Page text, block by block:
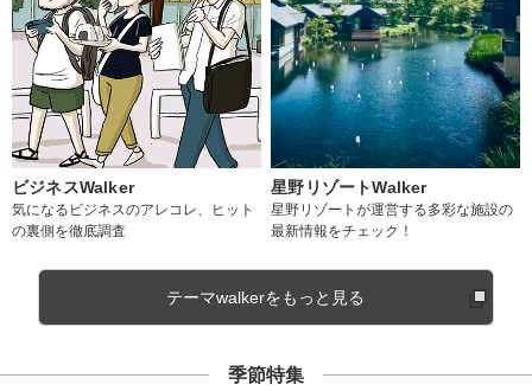
ビジネスWalker
気になるビジネスのアレコレ、ヒット
の裏側を徹底調査
星野リゾートWalker
星野リゾートが運営する多彩な施設の
最新情報をチェック！
テーマwalkerをもっと見る
季節特集